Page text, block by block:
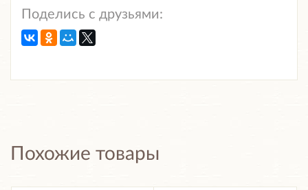
Поделись с друзьями:
Похожие товары